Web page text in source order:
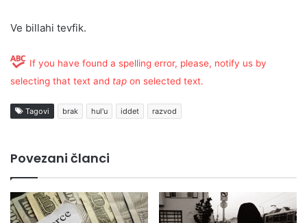
Ve billahi tevfik.
If you have found a spelling error, please, notify us by
selecting that text and tap on selected text.
Tagovi brak hul'u iddet razvod
Povezani članci